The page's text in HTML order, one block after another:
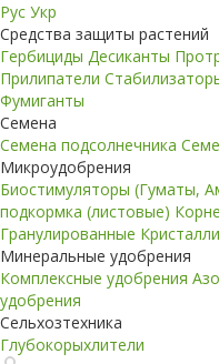
Рус Укр
Средства защиты растений
Гербициды Десиканты
Прилипатели
Фумиганты
Семена
Семена подсолнечника
Микроудобрения
Биостимуляторы (Гуматы,
подкормка (листовые)
Гранулированные
Минеральные удобрения
Комплексные удобрения
удобрения
Сельхозтехника
Глубокорыхлители